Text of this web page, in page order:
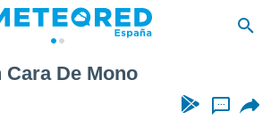
De Mono
...